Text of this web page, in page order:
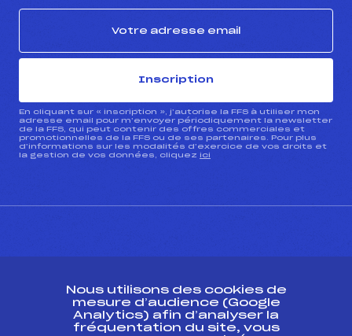
Inscription
En cliquant sur « inscription », j’autorise la FFS à utiliser mon
adresse email pour m’envoyer périodiquement la newsletter
de la FFS, qui peut contenir des offres commerciales et
promotionnelles de la FFS ou de ses partenaires. Pour plus
d’informations sur les modalités d’exercice de vos droits et
la gestion de vos données, cliquez ici
Ressources
Nous utilisons des cookies de
mesure d’audience (Google
Analytics) afin d’analyser la
fréquentation du site, vous